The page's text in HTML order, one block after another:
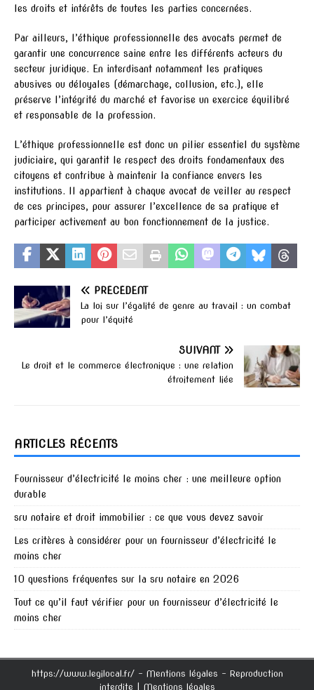
les droits et intérêts de toutes les parties concernées.
Par ailleurs, l’éthique professionnelle des avocats permet de
garantir une concurrence saine entre les différents acteurs du
secteur juridique. En interdisant notamment les pratiques
abusives ou déloyales (démarchage, collusion, etc.), elle
préserve l’intégrité du marché et favorise un exercice équilibré
et responsable de la profession.
L’éthique professionnelle est donc un pilier essentiel du système
judiciaire, qui garantit le respect des droits fondamentaux des
citoyens et contribue à maintenir la confiance envers les
institutions. Il appartient à chaque avocat de veiller au respect
de ces principes, pour assurer l’excellence de sa pratique et
participer activement au bon fonctionnement de la justice.
PRÉCÉDENT
La loi sur l’égalité de genre au travail : un combat
pour l’équité
SUIVANT
Le droit et le commerce électronique : une relation
étroitement liée
ARTICLES RÉCENTS
Fournisseur d’électricité le moins cher : une meilleure option
durable
sru notaire et droit immobilier : ce que vous devez savoir
Les critères à considérer pour un fournisseur d’électricité le
moins cher
10 questions fréquentes sur la sru notaire en 2026
Tout ce qu’il faut vérifier pour un fournisseur d’électricité le
moins cher
https://www.legilocal.fr/ - Mentions légales - Reproduction
interdite
Mentions légales